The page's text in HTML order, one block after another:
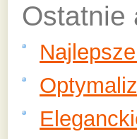
Ostatnie